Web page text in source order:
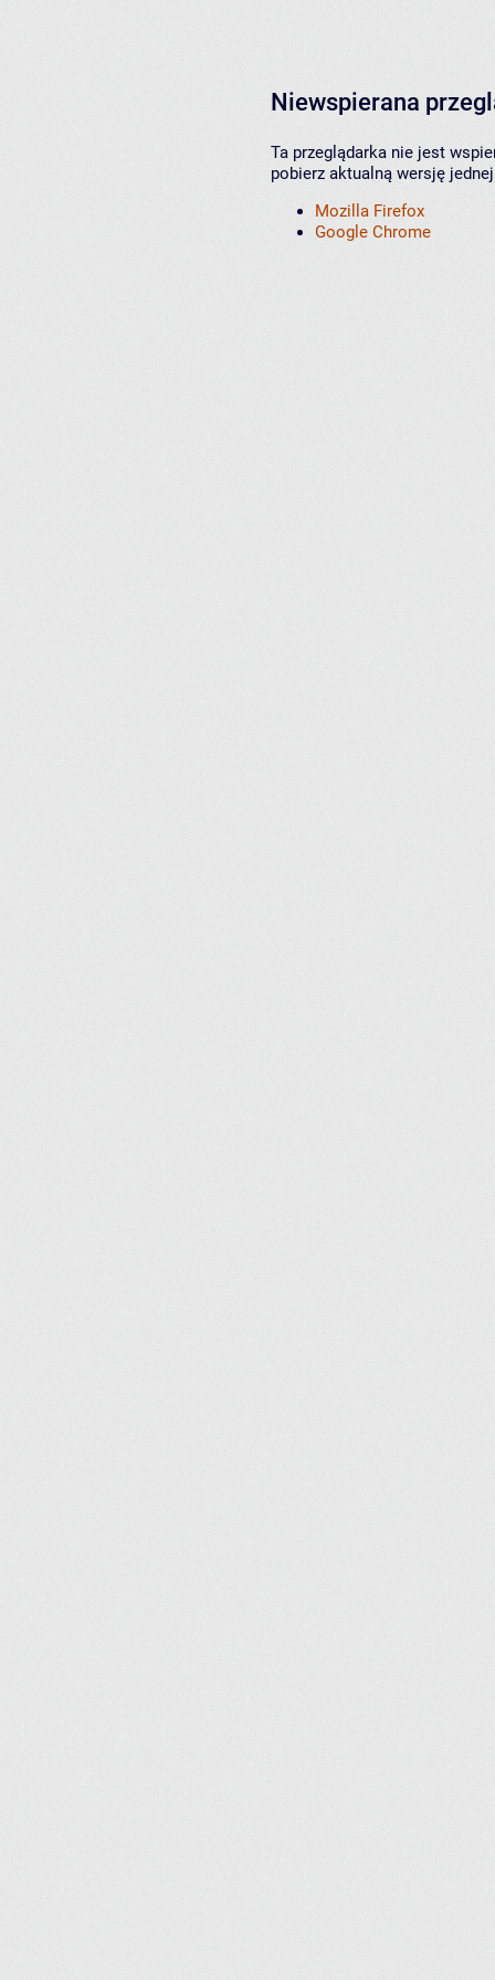
Niewspierana
Ta przeglądarka nie jest
pobierz aktualną wersję
Mozilla Firefox
Google Chrome